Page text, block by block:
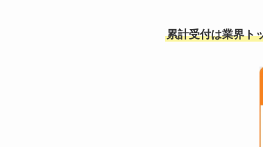
累計受付は業界ト